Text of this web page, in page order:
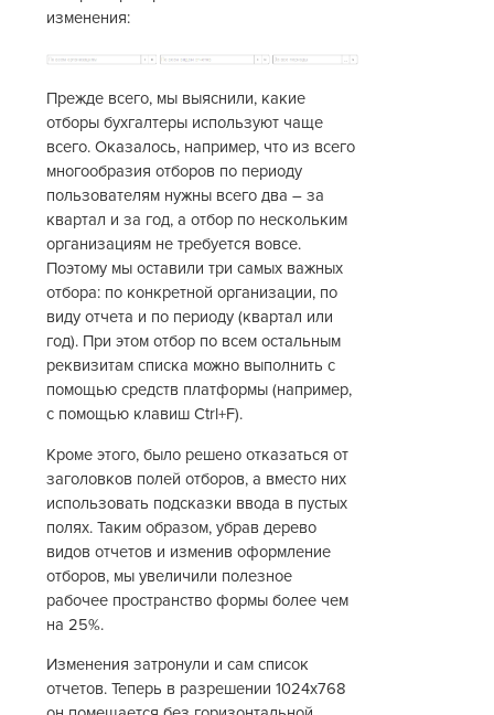
изменения:
Прежде всего, мы выяснили, какие
отборы бухгалтеры используют чаще
всего. Оказалось, например, что из всего
многообразия отборов по периоду
пользователям нужны всего два – за
квартал и за год, а отбор по нескольким
организациям не требуется вовсе.
Поэтому мы оставили три самых важных
отбора: по конкретной организации, по
виду отчета и по периоду (квартал или
год). При этом отбор по всем остальным
реквизитам списка можно выполнить с
помощью средств платформы (например,
с помощью клавиш Ctrl+F).
Кроме этого, было решено отказаться от
заголовков полей отборов, а вместо них
использовать подсказки ввода в пустых
полях. Таким образом, убрав дерево
видов отчетов и изменив оформление
отборов, мы увеличили полезное
рабочее пространство формы более чем
на 25%.
Изменения затронули и сам список
отчетов. Теперь в разрешении 1024х768